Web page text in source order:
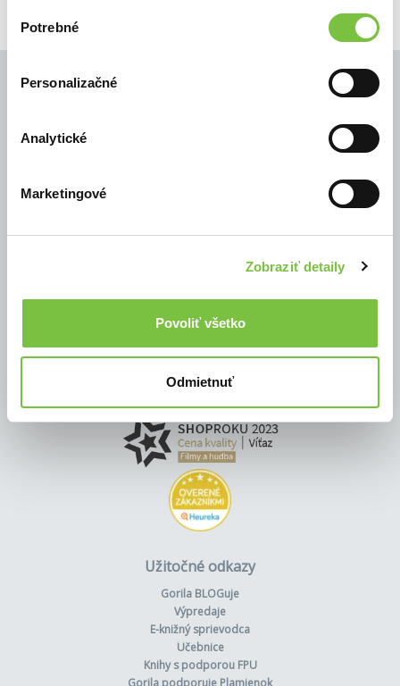
cookies.
súhlasu
Potrebné
Personalizačné
Analytické
Marketingové
Zobraziť detaily
Povoliť všetko
Odmietnuť
Užitočné odkazy
Gorila BLOGuje
Výpredaje
E-knižný sprievodca
Učebnice
Knihy s podporou FPU